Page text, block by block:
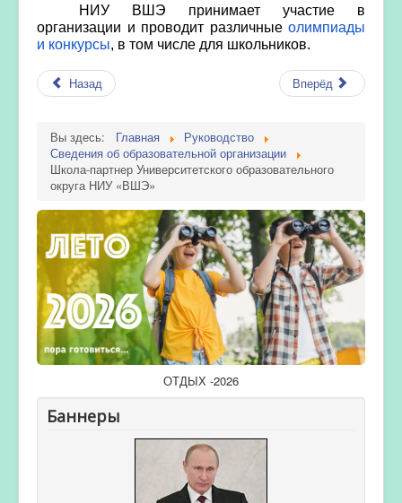
НИУ ВШЭ принимает участие в
организации и проводит различные олимпиады
и конкурсы, в том числе для школьников.
Назад Вперёд
Вы здесь: Главная
Руководство
Сведения об образовательной организации
Школа-партнер Университетского образовательного
округа НИУ «ВШЭ»
ОТДЫХ -2026
Баннеры